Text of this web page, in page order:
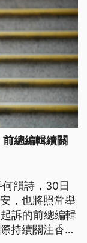
總編輯續關
韻詩，30日
，也將照常舉
訴的前總編輯
持續關注香港